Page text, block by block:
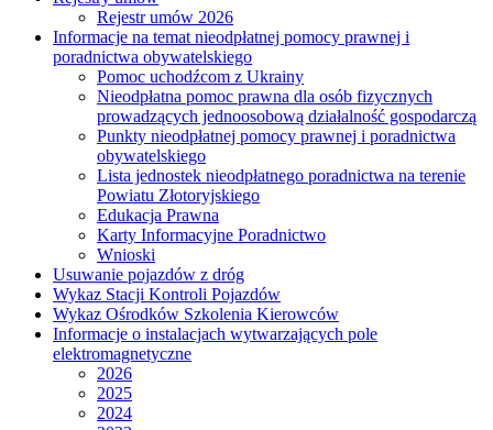
Rejestr umów 2026
Informacje na temat nieodpłatnej pomocy prawnej i
poradnictwa obywatelskiego
Pomoc uchodźcom z Ukrainy
Nieodpłatna pomoc prawna dla osób fizycznych
prowadzących jednoosobową działalność gospodarczą
Punkty nieodpłatnej pomocy prawnej i poradnictwa
obywatelskiego
Lista jednostek nieodpłatnego poradnictwa na terenie
Powiatu Złotoryjskiego
Edukacja Prawna
Karty Informacyjne Poradnictwo
Wnioski
Usuwanie pojazdów z dróg
Wykaz Stacji Kontroli Pojazdów
Wykaz Ośrodków Szkolenia Kierowców
Informacje o instalacjach wytwarzających pole
elektromagnetyczne
2026
2025
2024